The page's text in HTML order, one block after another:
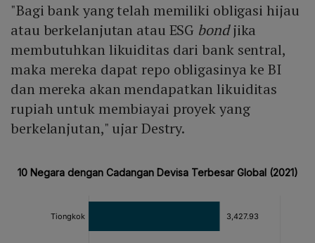
"Bagi bank yang telah memiliki obligasi hijau
atau berkelanjutan atau ESG bondjika
membutuhkan likuiditas dari bank sentral,
maka mereka dapat repo obligasinya ke BI
dan mereka akan mendapatkan likuiditas
rupiah untuk membiayai proyek yang
berkelanjutan," ujar Destry.